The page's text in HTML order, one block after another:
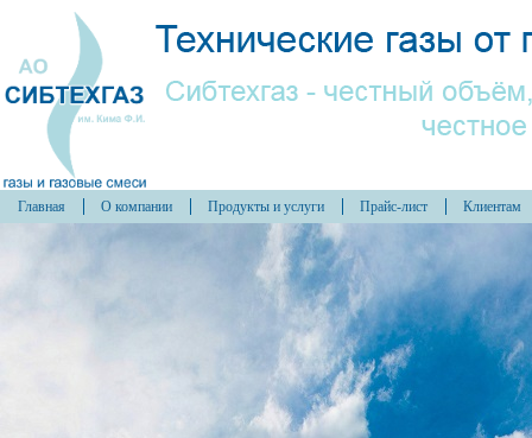
Главная О компании Продукты и услуги Прайс-лист Клиентам